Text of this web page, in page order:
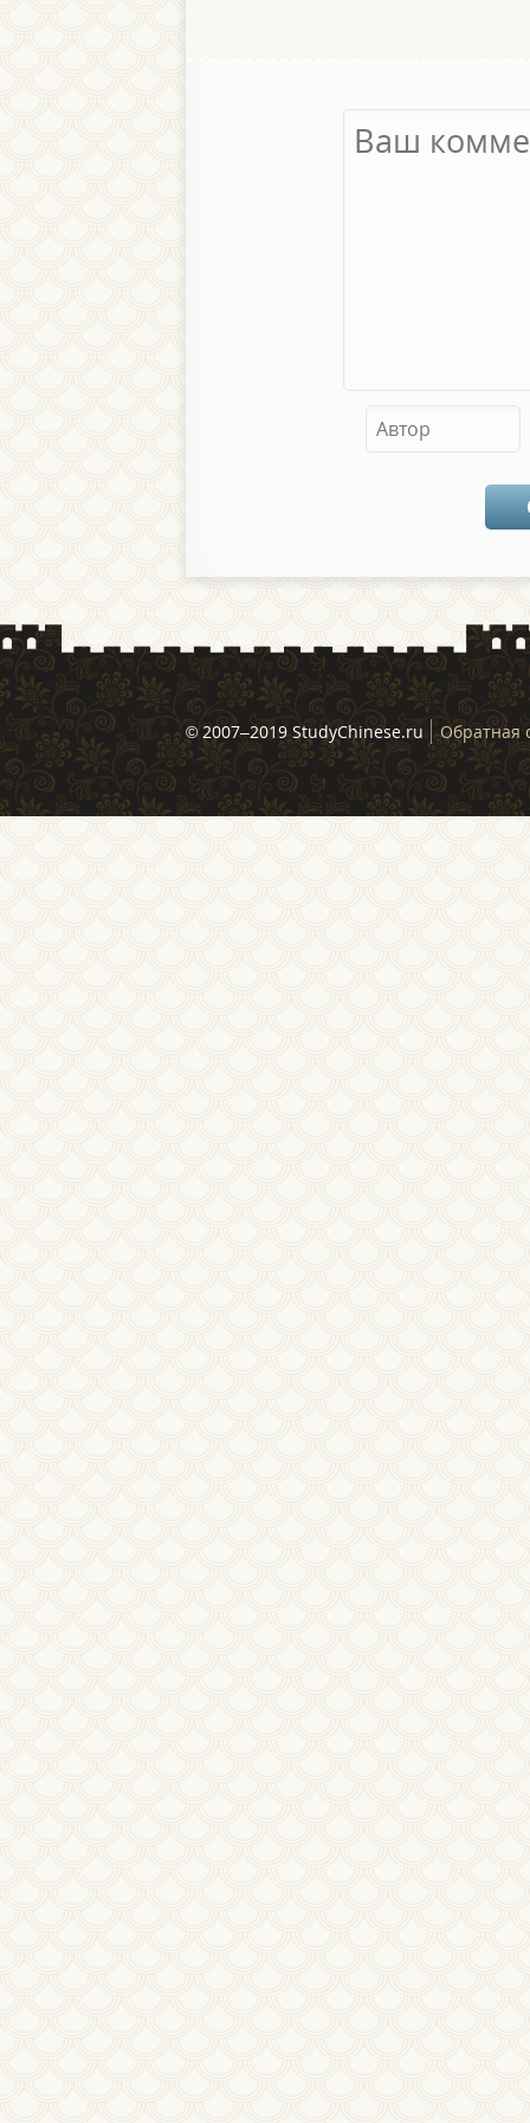
© 2007–2019 StudyChinese.ru Обратная